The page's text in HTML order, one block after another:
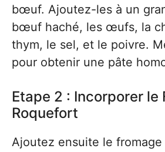
bœuf. Ajoutez-les à un
bœuf haché, les œufs, la
thym, le sel, et le poivre.
pour obtenir une pâte
Etape 2 : Incorporer le
Roquefort
Ajoutez ensuite le